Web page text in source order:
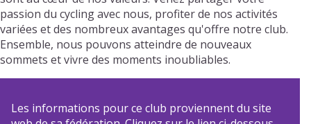
passion du cycling avec nous, profiter de nos activités
variées et des nombreux avantages qu'offre notre club.
Ensemble, nous pouvons atteindre de nouveaux
sommets et vivre des moments inoubliables.
Les informations pour ce club proviennent du site